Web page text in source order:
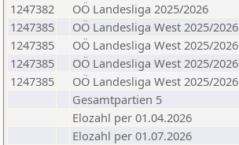
1247382
OÖ Landesliga 2025/2026
1247385
OÖ Landesliga West 2025/2026
1247385
OÖ Landesliga West 2025/2026
1247385
OÖ Landesliga West 2025/2026
1247385
OÖ Landesliga West 2025/2026
Gesamtpartien 5
Elozahl per 01.04.2026
Elozahl per 01.07.2026